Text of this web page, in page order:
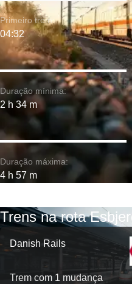
Duração mínima:
2 h 34 m
Primeiro trem:
04:32
Duração máxima:
4 h 57 m
Trens na rota
Danish Rails
Trem com 1 mudança